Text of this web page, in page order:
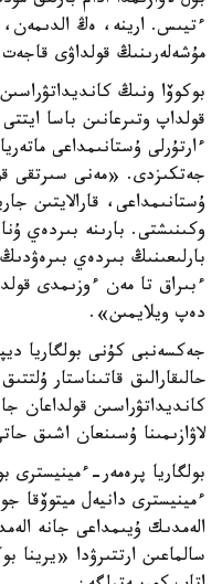
ءتيىس. ارينە، ەڭ
مۇشەلەرىنىڭ قولداۋى
بوكوۆا ونىڭ
قولداپ وتىرعانىن باسا
ءارتۇرلى ۇستانىمداعى
جەتكىزدى. «مەنى سىرتقى
ۇستانىمداعى، قارالايتىن
وكىنىشتى. بارىنە بىردەي
بارلىعىنىڭ بىردەي
ءبىراق تا مەن ءوزىمدى
دەپ ويلايمىن».
جەكسەنبى كۇنى بولگاريا
حالىقارالىق قاتىناستار
كانديداتۋراسىن
لاۋازىمىنا ۇسىنعان اشىق
بولگاريا پرەمەر-
ءمينيسترى دانيەل ميتوۆقا
الەمدىك ۇيىمداعى جانە
سالماعىن ارتتىرۋدا